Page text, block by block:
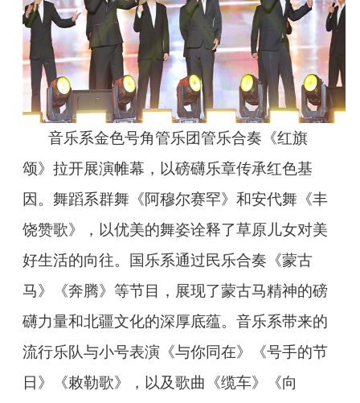
音乐系金色号角管乐团管乐合奏《红旗
颂》拉开展演帷幕，以磅礴乐章传承红色基
因。舞蹈系群舞《阿穆尔赛罕》和安代舞《丰
饶赞歌》，以优美的舞姿诠释了草原儿女对美
好生活的向往。国乐系通过民乐合奏《蒙古
马》《奔腾》等节目，展现了蒙古马精神的磅
礴力量和北疆文化的深厚底蕴。音乐系带来的
流行乐队与小号表演《与你同在》《号手的节
日》《敕勒歌》，以及歌曲《缆车》《向